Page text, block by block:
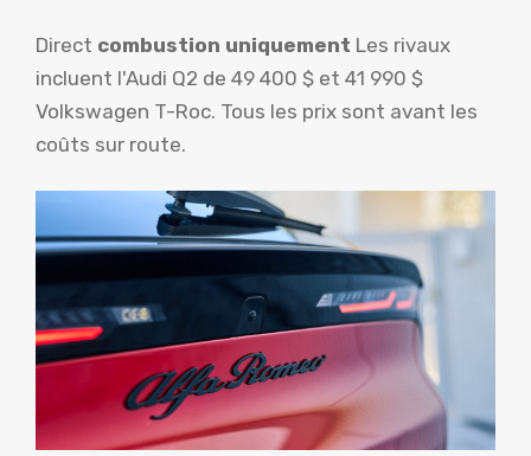
Direct combustion uniquement Les rivaux
incluent l'Audi Q2 de 49 400 $ et 41 990 $
Volkswagen T-Roc. Tous les prix sont avant les
coûts sur route.